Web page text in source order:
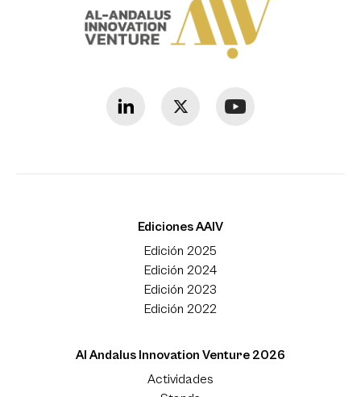
Ediciones AAIV
Edición 2025
Edición 2024
Edición 2023
Edición 2022
Al Andalus Innovation Venture 2026
Actividades